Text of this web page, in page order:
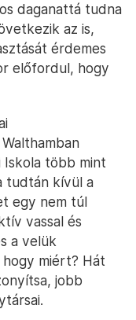
daganattá tudna
az is,
érdemes
előfordul, hogy
Iskola több mint
tudtán kívül a
egy nem túl
vassal és
a velük
miért? Hát
jobb